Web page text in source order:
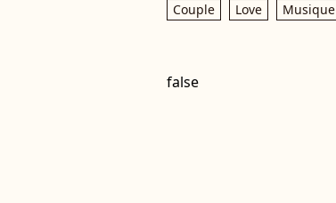
Couple Love Musique
false